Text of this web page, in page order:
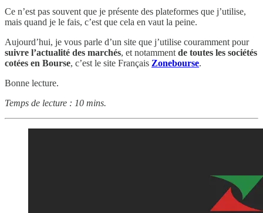
Ce n’est pas souvent que je présente des plateformes que j’utilise,
mais quand je le fais, c’est que cela en vaut la peine.
Aujourd’hui, je vous parle d’un site que j’utilise couramment pour
suivre l’actualité des marchés, et notamment de toutes les sociétés
cotées en Bourse, c’est le site Français Zonebourse.
Bonne lecture.
Temps de lecture : 10 mins.